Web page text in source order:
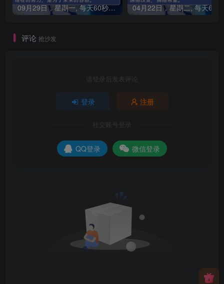
09月29日，星期一, 每天60秒读懂全世界！
评论 抢沙发
请登录后发表评论
登录 注册
社交账号登录
QQ登录 微信登录